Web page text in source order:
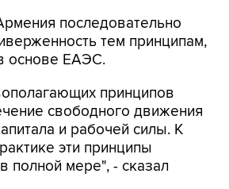
последовательно
тем принципам,
основе ЕАЭС.
принципов
свободного движения
и рабочей силы. К
эти принципы
полной мере", - сказал